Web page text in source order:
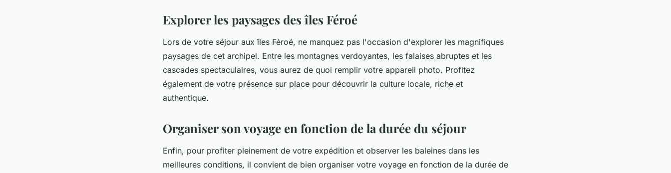
Explorer les paysages des îles Féroé
Lors de votre séjour aux îles Féroé, ne manquez pas l'occasion d'explorer les magnifiques
paysages de cet archipel. Entre les montagnes verdoyantes, les falaises abruptes et les
cascades spectaculaires, vous aurez de quoi remplir votre appareil photo. Profitez
également de votre présence sur place pour découvrir la culture locale, riche et
authentique.
Organiser son voyage en fonction de la durée du séjour
Enfin, pour profiter pleinement de votre expédition et observer les baleines dans les
meilleures conditions, il convient de bien organiser votre voyage en fonction de la durée de